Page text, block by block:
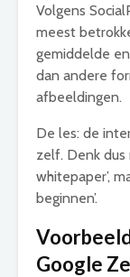
Volgens
meest
gemiddelde
dan andere
afbeeldingen.
De les: de
zelf. Denk dus
whitepaper’,
beginnen’.
Google